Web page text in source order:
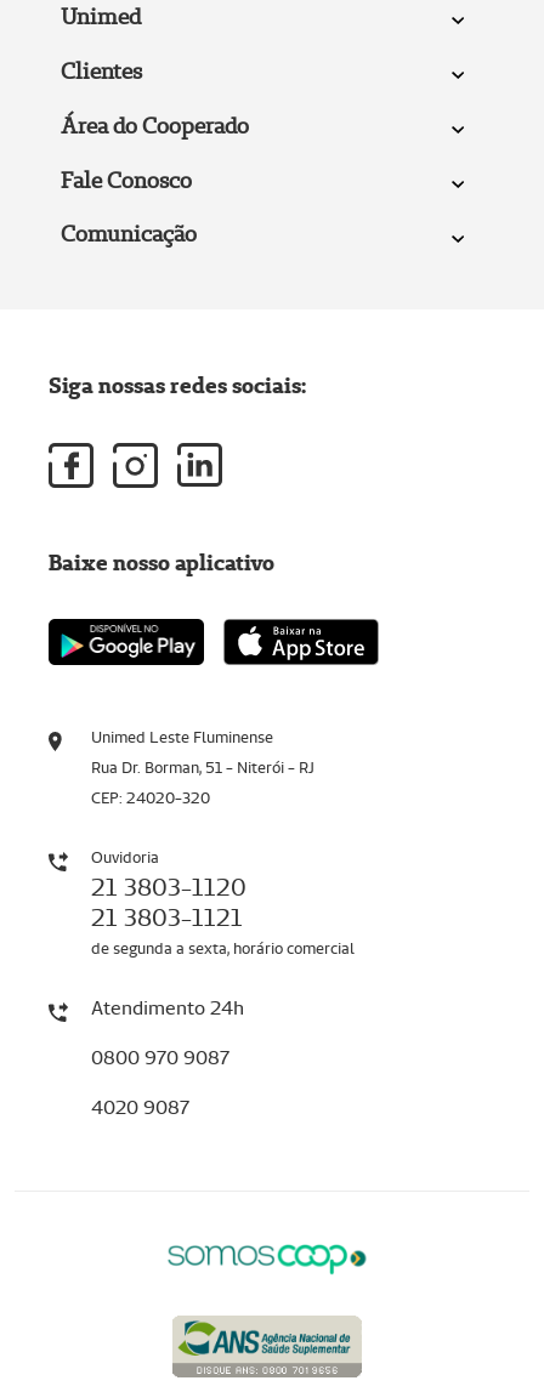
Unimed
Clientes
Área do Cooperado
Fale Conosco
Comunicação
Unimed Leste Fluminense
Rua Dr. Borman, 51 - Niterói - RJ
CEP: 24020-320
Ouvidoria
21 3803-1120
21 3803-1121
de segunda a sexta, horário comercial
Atendimento 24h
0800 970 9087
4020 9087
Siga nossas redes sociais:
Baixe nosso aplicativo